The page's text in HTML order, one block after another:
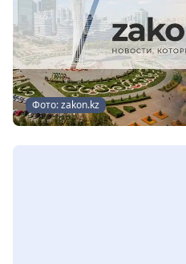
Фото: zakon.kz